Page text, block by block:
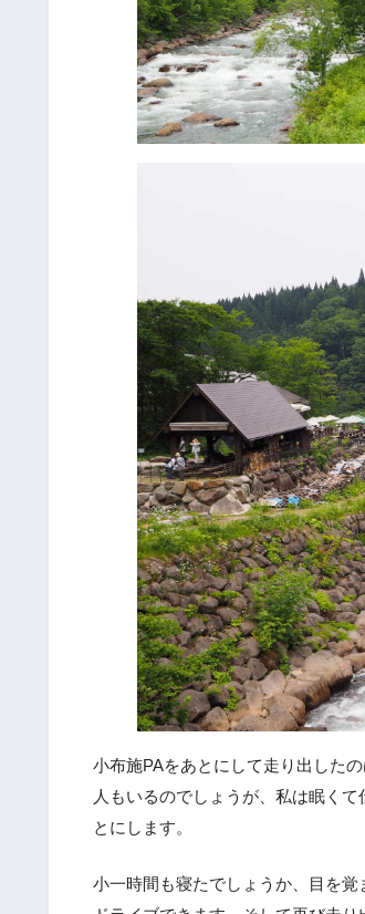
小布施PAをあとにして走り出した
人もいるのでしょうが、私は眠く
とにします。
小一時間も寝たでしょうか、目を